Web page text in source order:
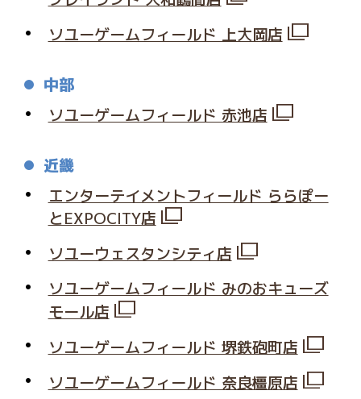
ソユーゲームフィールド 上大岡店
中部
ソユーゲームフィールド 赤池店
近畿
エンターテイメントフィールド ららぽー
とEXPOCITY店
ソユーウェスタンシティ店
ソユーゲームフィールド みのおキューズ
モール店
ソユーゲームフィールド 堺鉄砲町店
ソユーゲームフィールド 奈良橿原店